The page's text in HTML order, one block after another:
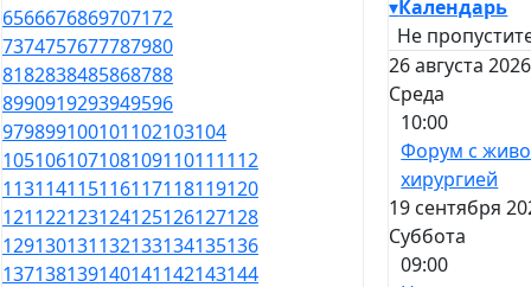
6566676869707172
7374757677787980
8182838485868788
8990919293949596
979899100101102103104
105106107108109110111112
113114115116117118119120
121122123124125126127128
129130131132133134135136
137138139140141142143144
▾Календарь
Не
26 августа
Среда
10:00
Форум с
хирургией
19 сентября
Суббота
09:00